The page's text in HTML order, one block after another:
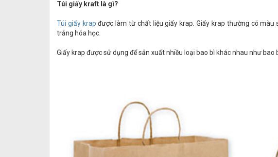
Túi giấy kraft là gì?
Túi giấy krap được làm từ chất liệu giấy krap. Giấy krap thường có
trắng hóa học.
Giấy krap được sử dụng để sản xuất nhiều loại bao bì khác nhau như